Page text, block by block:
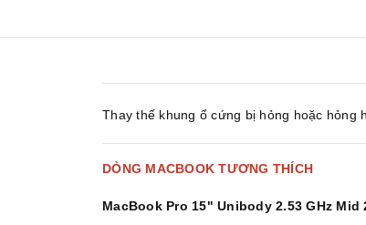
Thay thế khung ổ cứng bị hỏng hoặc hỏng
DÒNG MACBOOK TƯƠNG THÍCH
MacBook Pro 15" Unibody 2.53 GHz Mid